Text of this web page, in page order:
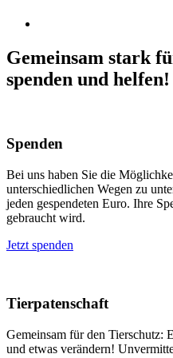
Gemeinsam stark
spenden und helfen!
Spenden
Bei uns haben Sie die
unterschiedlichen Wegen zu
jeden gespendeten Euro. Ihre
gebraucht wird.
Jetzt spenden
Tierpatenschaft
Gemeinsam für den Tierschutz:
und etwas verändern!